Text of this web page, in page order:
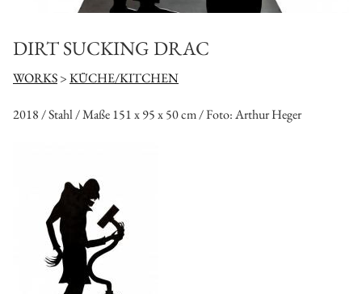
DIRT SUCKING DRAC
WORKS>KÜCHE/KITCHEN
2018 / Stahl / Maße 151 x 95 x 50 cm / Foto: Arthur Heger